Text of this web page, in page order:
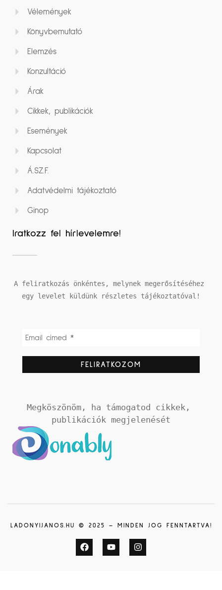
Vélemények
Könyvbemutató
Elemzés
Konzultáció
Árak
Cikkek, publikációk
Események
Kapcsolat
Á.SZ.F.
Adatvédelmi tájékoztató
Ginop
Iratkozz fel hírlevelemre!
A feliratkozás önkéntes, melynek megerősítéséhez
egy levelet küldünk részletes tájékoztatóval!
Megköszönöm, ha támogatod cikkek,
publikációk megjelenését
LADONYIJANOS.HU © 2025 – MINDEN JOG FENNTARTVA!